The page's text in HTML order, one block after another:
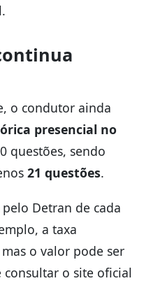
o condutor ainda
presencial no
questões, sendo
21 questões.
Detran de cada
a taxa
mas o valor pode ser
o site oficial